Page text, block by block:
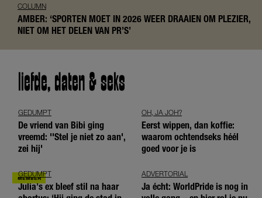
COLUMN
AMBER: ‘SPORTEN MOET IN 2026 WEER DRAAIEN OM PLEZIER,
NIET OM HET DELEN VAN PR’S’
liefde, daten & seks
GEDUMPT
De vriend van Bibi ging
vreemd: ''Stel je niet zo aan',
zei hij'
OH, JA JOH?
Eerst wippen, dan koffie:
waarom ochtendseks héél
goed voor je is
GEDUMPT
Julia’s ex bleef stil na haar
ADVERTORIAL
Ja écht: WorldPride is nog in